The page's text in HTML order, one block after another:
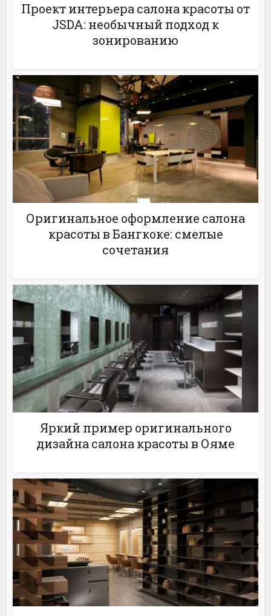
Проект интерьера салона красоты от
JSDA: необычный подход к
зонированию
Оригинальное оформление салона
красоты в Бангкоке: смелые
сочетания
Яркий пример оригинального
дизайна салона красоты в Ояме